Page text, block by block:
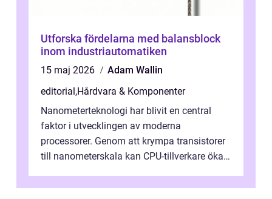
Utforska fördelarna med balansblock
inom industriautomatiken
15 maj 2026
Adam Wallin
editorial,Hårdvara & Komponenter
Nanometerteknologi har blivit en central
faktor i utvecklingen av moderna
processorer. Genom att krympa transistorer
till nanometerskala kan CPU-tillverkare öka